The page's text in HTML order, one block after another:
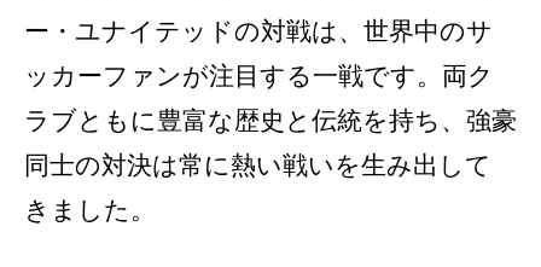
ー・ユナイテッドの対戦は、世界中のサ
ッカーファンが注目する一戦です。両ク
ラブともに豊富な歴史と伝統を持ち、強豪
同士の対決は常に熱い戦いを生み出して
きました。